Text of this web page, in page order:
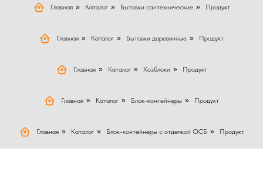
Главная » Каталог » Бытовки сантехнические » Продукт
Главная » Каталог » Бытовки деревянные » Продукт
Главная » Каталог » Хозблоки » Продукт
Главная » Каталог » Блок-контейнеры » Продукт
Главная » Каталог » Блок-контейнеры с отделкой ОСБ » Продукт